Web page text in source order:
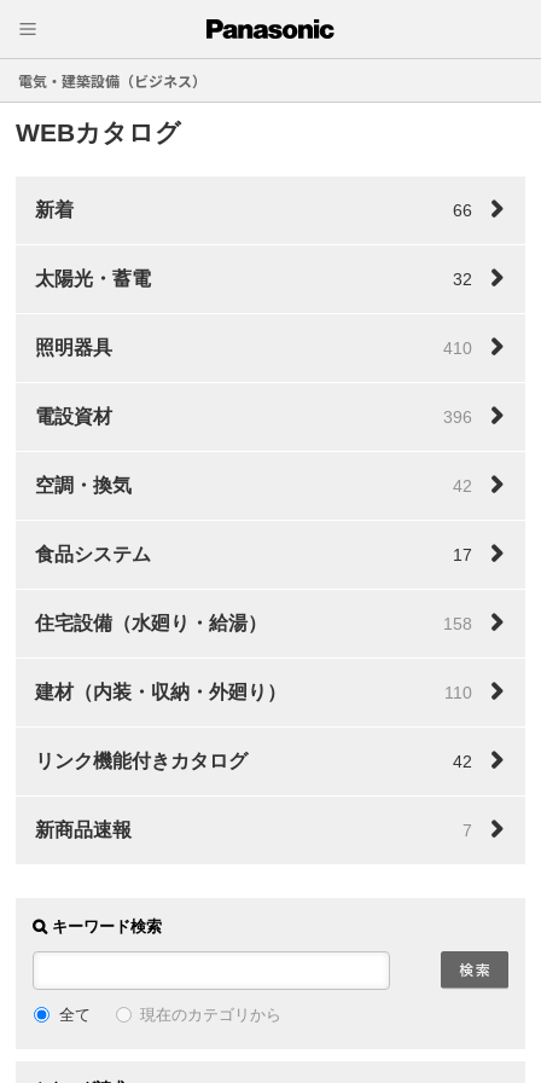
電気・建築設備（ビジネス）
WEBカタログ
新着 66
太陽光・蓄電 32
照明器具 410
電設資材 396
空調・換気 42
食品システム 17
住宅設備（水廻り・給湯） 158
建材（内装・収納・外廻り） 110
リンク機能付きカタログ 42
新商品速報 7
キーワード検索
全て 現在のカテゴリから